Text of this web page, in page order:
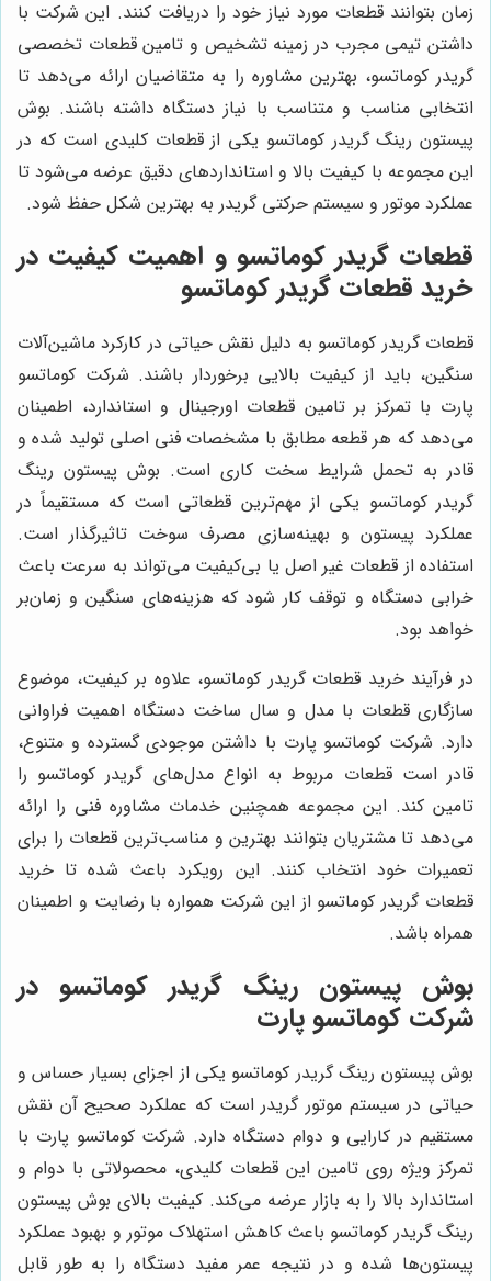
زمان بتوانند قطعات مورد نیاز خود را دریافت کنند. این شرکت با
داشتن تیمی مجرب در زمینه تشخیص و تامین قطعات تخصصی
گریدر کوماتسو، بهترین مشاوره را به متقاضیان ارائه می‌دهد تا
انتخابی مناسب و متناسب با نیاز دستگاه داشته باشند. بوش
پیستون رینگ گریدر کوماتسو یکی از قطعات کلیدی است که در
این مجموعه با کیفیت بالا و استانداردهای دقیق عرضه می‌شود تا
عملکرد موتور و سیستم حرکتی گریدر به بهترین شکل حفظ شود.
قطعات گریدر کوماتسو و اهمیت کیفیت در
خرید قطعات گریدر کوماتسو
قطعات گریدر کوماتسو به دلیل نقش حیاتی در کارکرد ماشین‌آلات
سنگین، باید از کیفیت بالایی برخوردار باشند. شرکت کوماتسو
پارت با تمرکز بر تامین قطعات اورجینال و استاندارد، اطمینان
می‌دهد که هر قطعه مطابق با مشخصات فنی اصلی تولید شده و
قادر به تحمل شرایط سخت کاری است. بوش پیستون رینگ
گریدر کوماتسو یکی از مهم‌ترین قطعاتی است که مستقیماً در
عملکرد پیستون و بهینه‌سازی مصرف سوخت تاثیرگذار است.
استفاده از قطعات غیر اصل یا بی‌کیفیت می‌تواند به سرعت باعث
خرابی دستگاه و توقف کار شود که هزینه‌های سنگین و زمان‌بر
خواهد بود.
در فرآیند خرید قطعات گریدر کوماتسو، علاوه بر کیفیت، موضوع
سازگاری قطعات با مدل و سال ساخت دستگاه اهمیت فراوانی
دارد. شرکت کوماتسو پارت با داشتن موجودی گسترده و متنوع،
قادر است قطعات مربوط به انواع مدل‌های گریدر کوماتسو را
تامین کند. این مجموعه همچنین خدمات مشاوره فنی را ارائه
می‌دهد تا مشتریان بتوانند بهترین و مناسب‌ترین قطعات را برای
تعمیرات خود انتخاب کنند. این رویکرد باعث شده تا خرید
قطعات گریدر کوماتسو از این شرکت همواره با رضایت و اطمینان
همراه باشد.
بوش پیستون رینگ گریدر کوماتسو در
شرکت کوماتسو پارت
بوش پیستون رینگ گریدر کوماتسو یکی از اجزای بسیار حساس و
حیاتی در سیستم موتور گریدر است که عملکرد صحیح آن نقش
مستقیم در کارایی و دوام دستگاه دارد. شرکت کوماتسو پارت با
تمرکز ویژه روی تامین این قطعات کلیدی، محصولاتی با دوام و
استاندارد بالا را به بازار عرضه می‌کند. کیفیت بالای بوش پیستون
رینگ گریدر کوماتسو باعث کاهش استهلاک موتور و بهبود عملکرد
پیستون‌ها شده و در نتیجه عمر مفید دستگاه را به طور قابل